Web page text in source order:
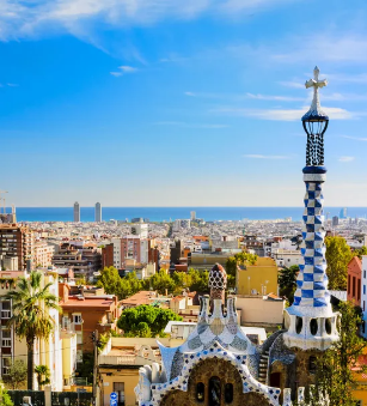
Sie uns Ihnen über Cookies ein
Angebote anzeigen. Über „anpassen”
notwendige Cookies gespeichert.
check24.de akzeptieren.